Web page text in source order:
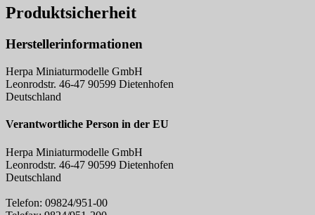
Produktsicherheit
Herstellerinformationen
Herpa Miniaturmodelle GmbH
Leonrodstr. 46-47 90599 Dietenhofen
Deutschland
Verantwortliche Person in der EU
Herpa Miniaturmodelle GmbH
Leonrodstr. 46-47 90599 Dietenhofen
Deutschland
Telefon: 09824/951-00